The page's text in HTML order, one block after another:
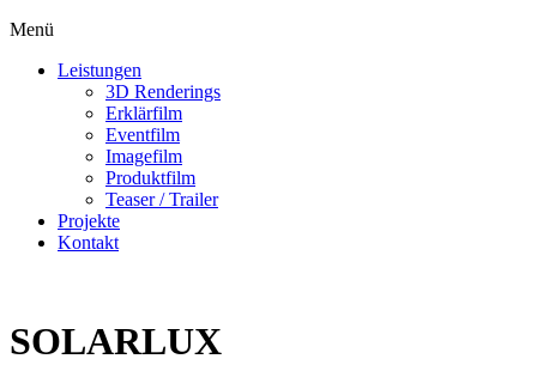
Menü
Leistungen
3D Renderings
Erklärfilm
Eventfilm
Imagefilm
Produktfilm
Teaser / Trailer
Projekte
Kontakt
SOLARLUX